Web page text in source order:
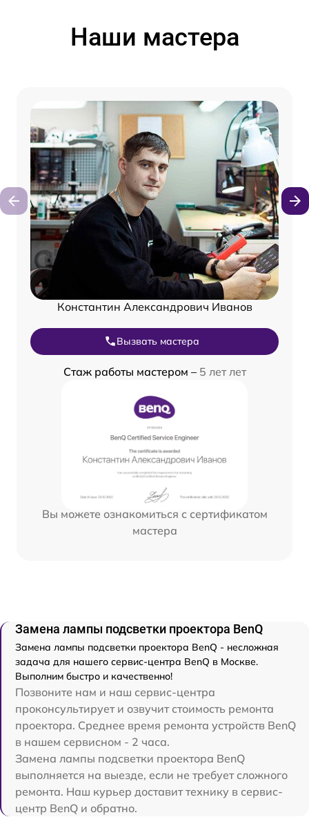
Наши мастера
Константин Александрович Иванов
Вызвать мастера
Стаж работы мастером – 5 лет лет
Вы можете ознакомиться с сертификатом
мастера
Замена лампы подсветки проектора BenQ
Замена лампы подсветки проектора BenQ - несложная
задача для нашего сервис-центра BenQ в Москве.
Выполним быстро и качественно!
Позвоните нам и наш сервис-центра
проконсультирует и озвучит стоимость ремонта
проектора. Среднее время ремонта устройств BenQ
в нашем сервисном - 2 часа.
Замена лампы подсветки проектора BenQ
выполняется на выезде, если не требует сложного
ремонта. Наш курьер доставит технику в сервис-
центр BenQ и обратно.